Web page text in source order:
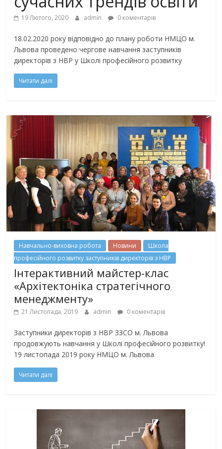
19 Лютого, 2020 admin 0 коментарів
18.02.2020 року відповідно до плану роботи НМЦО м.
Львова проведено чергове навчання заступників
директорів з НВР у Школі професійного розвитку
Читати далі
Навчально-виховна робота Новини
Школа
професійного розвитку заступників директорів з НВР
Інтерактивний майстер-клас
«Архітектоніка стратегічного
менеджменту»
21 Листопада, 2019 admin 0 коментарів
Заступники директорів з НВР ЗЗСО м. Львова
продовжують навчання у Школі професійного розвитку!
19 листопада 2019 року НМЦО м. Львова
Читати далі